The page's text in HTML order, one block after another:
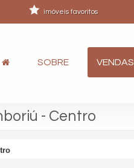
imóveis favoritos
SOBRE VENDAS
- Centro